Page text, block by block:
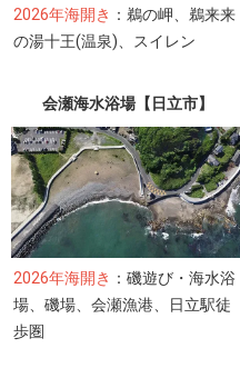
2026年海開き ：鵜の岬、鵜来来
の湯十王(温泉)、スイレン
会瀬海水浴場【日立市】
2026年海開き ：磯遊び・海水浴
場、磯場、会瀬漁港、日立駅徒
歩圏